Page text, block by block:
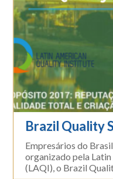
Brazil Quality
Empresários do
organizado pela
(LAQI), o Brazil